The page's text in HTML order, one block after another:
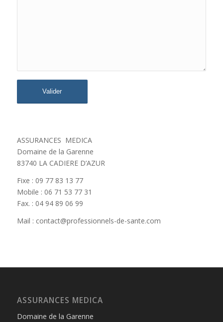
ASSURANCES MEDICA
Domaine de la Garenne
83740 LA CADIERE D’AZUR
Fixe : 09 77 83 13 77
Mobile : 06 71 53 77 31
Fax. : 04 94 89 06 99
Mail : contact@professionnels-de-sante.com
ASSURANCES MEDICA
Domaine de la Garenne